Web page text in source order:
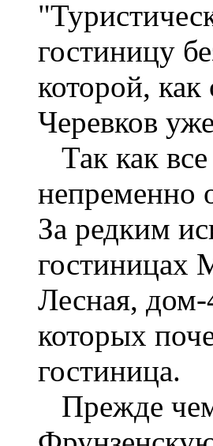
гостиницу
которой,
Черевков
Так как
непременно
За редким
гостиницах
Лесная, дом-
которых
гостиница.
Прежде чем